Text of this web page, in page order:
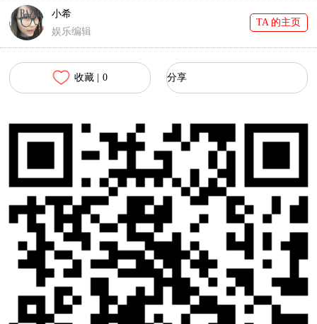
小希
娱乐编辑
TA 的主页
收藏 | 0 分享